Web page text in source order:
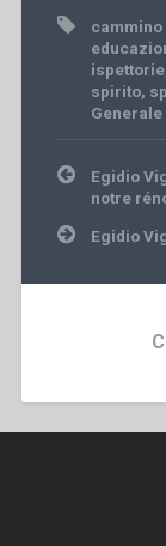
cammino
ispettorie
spirito,
Generale
Post
navigation
Egidio
notre
Egidio